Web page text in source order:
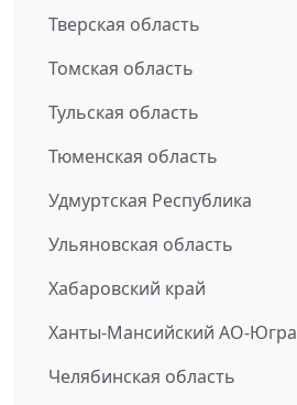
Тверская область
Томская область
Тульская область
Тюменская область
Удмуртская Республика
Ульяновская область
Хабаровский край
Ханты-Мансийский АО-Югра
Челябинская область